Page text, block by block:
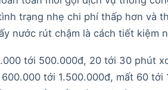
trạng nhẹ chi phí thấp hơn và
nước rút chậm là cách tiết kiệm
tới 500.000đ, 20 tới 30 phút
tới 1.500.000đ, mất 60 tới